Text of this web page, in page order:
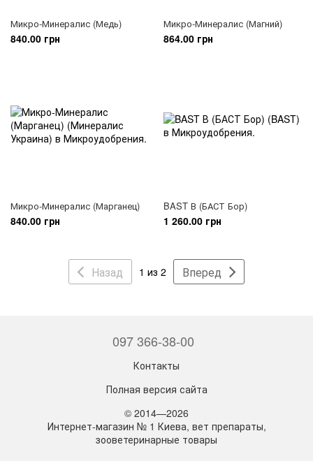
Микро-Минералис (Медь)
840.00 грн
Микро-Минералис (Магний)
864.00 грн
Микро-Минералис (Марганец)
840.00 грн
BAST В (БАСТ Бор)
1 260.00 грн
Назад 1 из 2 Вперед
097 366-38-00
Контакты
Полная версия сайта
© 2014—2026
Интернет-магазин № 1 Киева, вет препараты,
зооветеринарные товары